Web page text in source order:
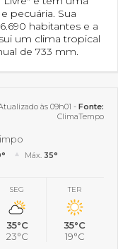
pecuária. Sua
habitantes e a
um clima tropical
de 733 mm.
às 09h01 - Fonte:
ClimaTempo
Máx. 35°
SEG
35°C
23°C
TER
35°C
19°C